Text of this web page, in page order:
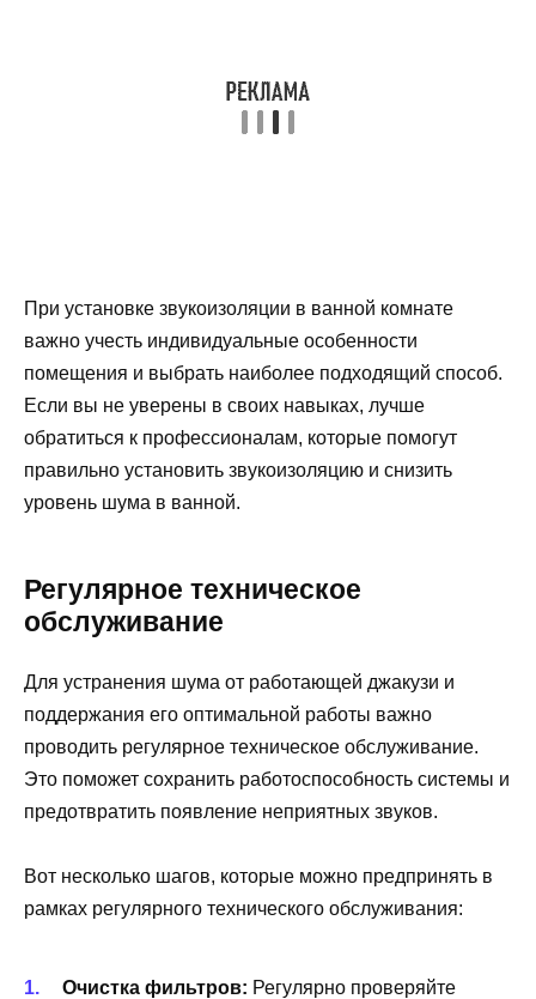
При установке звукоизоляции в ванной комнате
важно учесть индивидуальные особенности
помещения и выбрать наиболее подходящий способ.
Если вы не уверены в своих навыках, лучше
обратиться к профессионалам, которые помогут
правильно установить звукоизоляцию и снизить
уровень шума в ванной.
Регулярное техническое
обслуживание
Для устранения шума от работающей джакузи и
поддержания его оптимальной работы важно
проводить регулярное техническое обслуживание.
Это поможет сохранить работоспособность системы и
предотвратить появление неприятных звуков.
Вот несколько шагов, которые можно предпринять в
рамках регулярного технического обслуживания:
Очистка фильтров: Регулярно проверяйте